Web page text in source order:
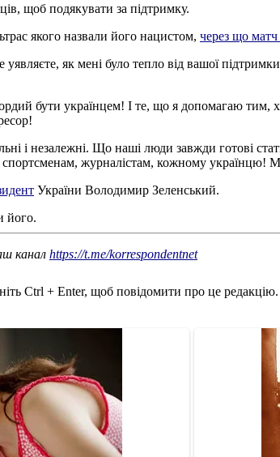
щоб подякувати за підтримку.
якого назвали його нацистом, через що
як мені було тепло від вашої
бути українцем! І те, що я допомагаю тим,
і незалежні. Що наші люди завжди готові
журналістам, кожному українцю!
України Володимир Зеленський.
його.
канал https://t.me/korrespondentnet
Ctrl + Enter, щоб повідомити про це редакцію.